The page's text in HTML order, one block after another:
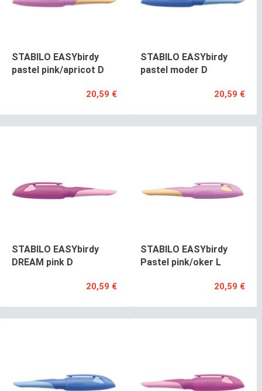
STABILO EASYbirdy
pastel pink/apricot D
20,59 €
STABILO EASYbirdy
pastel moder D
20,59 €
STABILO EASYbirdy
DREAM pink D
20,59 €
STABILO EASYbirdy
Pastel pink/oker L
20,59 €